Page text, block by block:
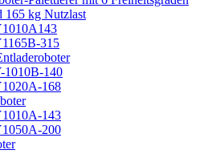
165 kg Nutzlast
315
1010B-140
168
143
200